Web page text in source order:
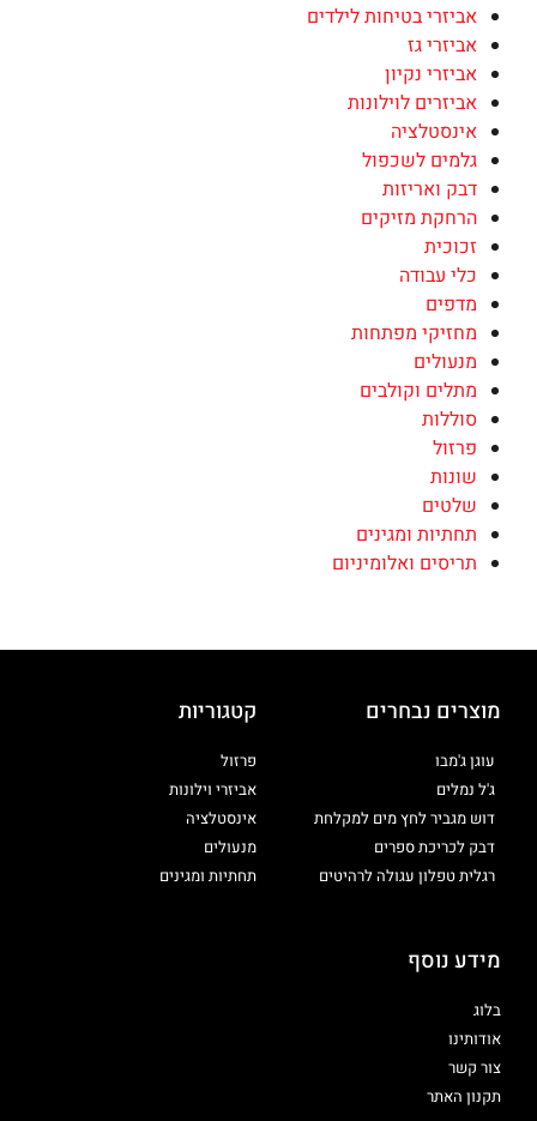
אביזרי בטיחות לילדים
אביזרי גז
אביזרי נקיון
אביזרים לוילונות
אינסטלציה
גלמים לשכפול
דבק ואריזות
הרחקת מזיקים
זכוכית
כלי עבודה
מדפים
מחזיקי מפתחות
מנעולים
מתלים וקולבים
סוללות
פרזול
שונות
שלטים
תחתיות ומגינים
תריסים ואלומיניום
מוצרים נבחרים
עוגן ג'מבו
ג'ל נמלים
דוש מגביר לחץ מים למקלחת
דבק לכריכת ספרים
רגלית טפלון עגולה לרהיטים
קטגוריות
פרזול
אביזרי וילונות
אינסטלציה
מנעולים
תחתיות ומגינים
מידע נוסף
בלוג
אודותינו
צור קשר
תקנון האתר